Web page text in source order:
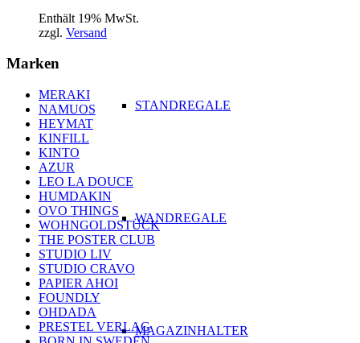
STANDREGALE
WANDREGALE
MAGAZINHALTER
Enthält 19% MwSt.
zzgl. Versand
Marken
MERAKI
NAMUOS
HEYMAT
KINFILL
KINTO
AZUR
LEO LA DOUCE
HUMDAKIN
OVO THINGS
WOHNGOLDSTÜCK
THE POSTER CLUB
STUDIO LIV
STUDIO CRAVO
PAPIER AHOI
FOUNDLY
OHDADA
PRESTEL VERLAG